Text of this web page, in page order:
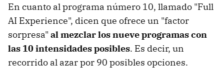
En cuanto al programa número 10, llamado "Full
AI Experience", dicen que ofrece un "factor
sorpresa" al mezclar los nueve programas con
las 10 intensidades posibles. Es decir, un
recorrido al azar por 90 posibles opciones.